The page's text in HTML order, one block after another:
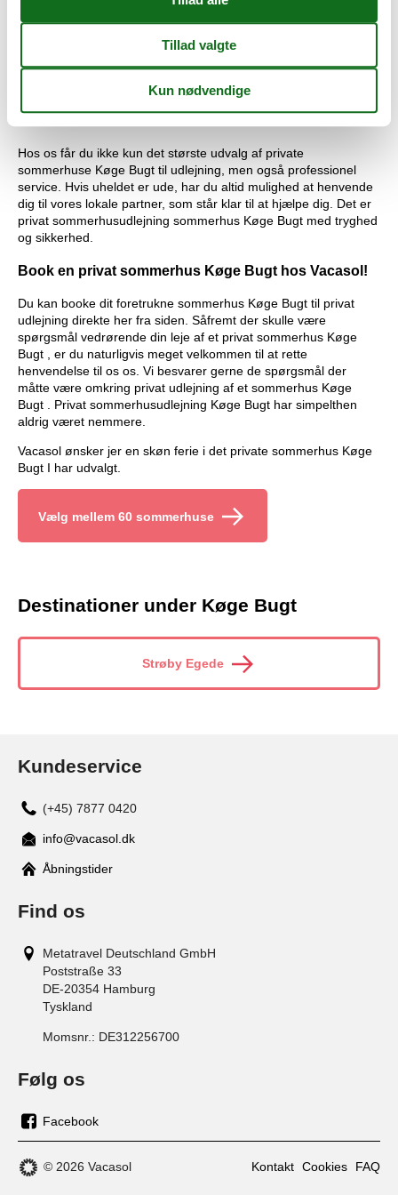
sommerhus Køge Bugt privat til en pris, som er lavere end
vores.
Skulle der på trods af alle forholdsregler alligevel forekomme en
fejl i vores kontrol af konkurrenternes pris, godtgør vi hele
differencen. Summen vil blive overført direkte til din konto.
Hos os får du ikke kun det største udvalg af private
sommerhuse Køge Bugt til udlejning, men også professionel
service. Hvis uheldet er ude, har du altid mulighed at henvende
dig til vores lokale partner, som står klar til at hjælpe dig. Det er
privat sommerhusudlejning sommerhus Køge Bugt med tryghed
og sikkerhed.
Book en privat sommerhus Køge Bugt hos Vacasol!
Du kan booke dit foretrukne sommerhus Køge Bugt til privat
udlejning direkte her fra siden. Såfremt der skulle være
spørgsmål vedrørende din leje af et privat sommerhus Køge
Bugt , er du naturligvis meget velkommen til at rette
henvendelse til os os. Vi besvarer gerne de spørgsmål der
måtte være omkring privat udlejning af et sommerhus Køge
Bugt . Privat sommerhusudlejning Køge Bugt har simpelthen
aldrig været nemmere.
Vacasol ønsker jer en skøn ferie i det private sommerhus Køge
Bugt I har udvalgt.
Vælg mellem 60 sommerhuse
Destinationer under Køge Bugt
Strøby Egede
Kundeservice
(+45) 7877 0420
info@vacasol.dk
Åbningstider
Find os
Metatravel Deutschland GmbH
Poststraße 33
DE-20354 Hamburg
Tyskland
Momsnr.: DE312256700
Følg os
os
på
Facebook
© 2026 Vacasol Kontakt Cookies FAQ